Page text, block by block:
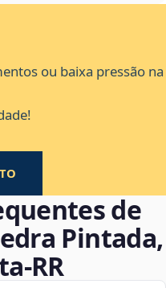
ou baixa pressão na
de
Pintada,